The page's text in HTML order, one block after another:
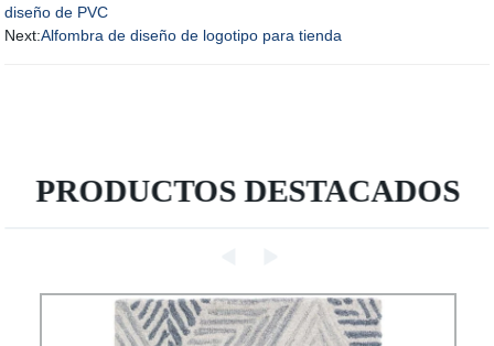
diseño de PVC
Next:Alfombra de diseño de logotipo para tienda
PRODUCTOS DESTACADOS